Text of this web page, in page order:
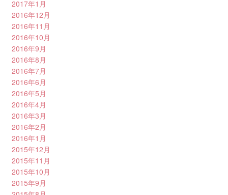
2017年1月
2016年12月
2016年11月
2016年10月
2016年9月
2016年8月
2016年7月
2016年6月
2016年5月
2016年4月
2016年3月
2016年2月
2016年1月
2015年12月
2015年11月
2015年10月
2015年9月